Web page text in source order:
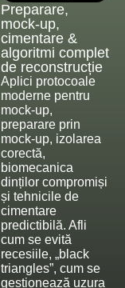
Preparare,
mock-up,
cimentare &
algoritmi complet
de reconstrucție
Aplici protocoale
moderne pentru
mock-up,
preparare prin
mock-up, izolarea
corectă,
biomecanica
dinților compromiși
și tehnicile de
cimentare
predictibilă. Afli
cum se evită
recesiile, „black
triangles”, cum se
gestionează uzura